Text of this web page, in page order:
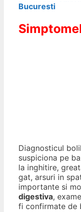
Bucuresti
Diagnosticul
suspiciona pe
la inghitire,
gat, arsuri in
importante si
digestiva,
fi confirmate de